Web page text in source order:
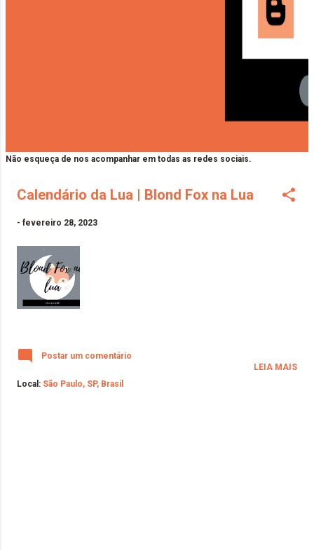
Não esqueça de nos acompanhar em todas as redes sociais.
Calendário da Lua | Blond Fox na Lua
- fevereiro 28, 2023
Postar um comentário
Local: São Paulo, SP, Brasil
LEIA MAIS